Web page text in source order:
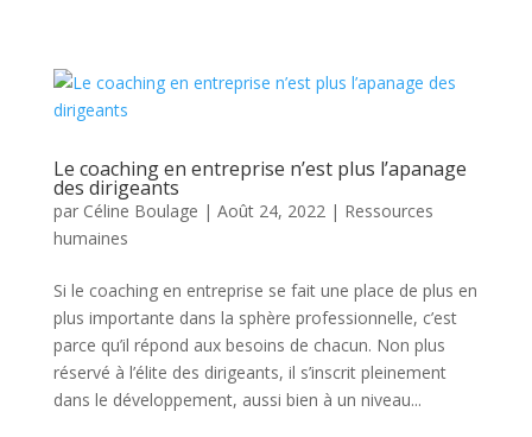
Le coaching en entreprise n’est plus l’apanage
des dirigeants
par Céline Boulage | Août 24, 2022| Ressources
humaines
Si le coaching en entreprise se fait une place de plus en
plus importante dans la sphère professionnelle, c’est
parce qu’il répond aux besoins de chacun. Non plus
réservé à l’élite des dirigeants, il s’inscrit pleinement
dans le développement, aussi bien à un niveau...